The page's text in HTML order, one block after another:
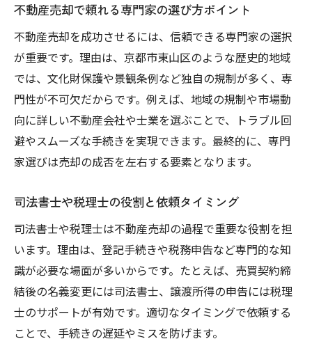
不動産売却で頼れる専門家の選び方ポイント
不動産売却を成功させるには、信頼できる専門家の選択
が重要です。理由は、京都市東山区のような歴史的地域
では、文化財保護や景観条例など独自の規制が多く、専
門性が不可欠だからです。例えば、地域の規制や市場動
向に詳しい不動産会社や士業を選ぶことで、トラブル回
避やスムーズな手続きを実現できます。最終的に、専門
家選びは売却の成否を左右する要素となります。
司法書士や税理士の役割と依頼タイミング
司法書士や税理士は不動産売却の過程で重要な役割を担
います。理由は、登記手続きや税務申告など専門的な知
識が必要な場面が多いからです。たとえば、売買契約締
結後の名義変更には司法書士、譲渡所得の申告には税理
士のサポートが有効です。適切なタイミングで依頼する
ことで、手続きの遅延やミスを防げます。